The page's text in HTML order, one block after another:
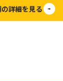
詳細を見る